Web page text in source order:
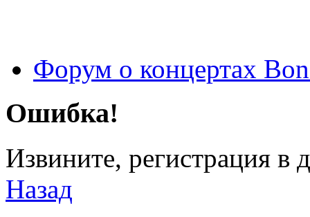
Форум о концертах
Ошибка!
Извините, регистрация в
Назад